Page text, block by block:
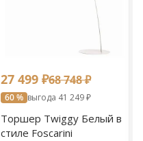
27 499 ₽68 748 ₽
60 % выгода 41 249 ₽
Торшер Twiggy Белый в
стиле Foscarini